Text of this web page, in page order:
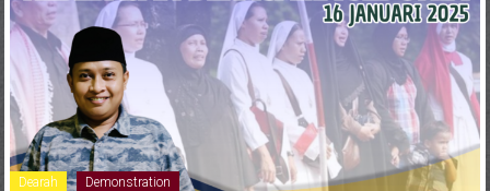
Dearah Demonstration